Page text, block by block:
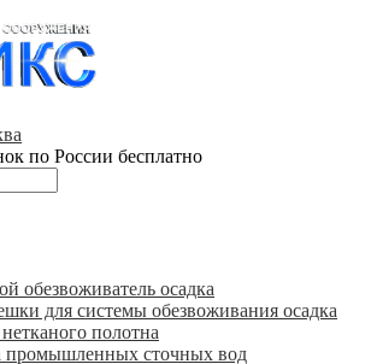
по России бесплатно
обезвоживатель осадка
для системы обезвоживания осадка
полотна
промышленных сточных вод